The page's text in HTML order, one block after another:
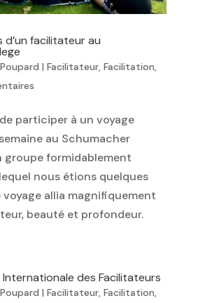
d’un facilitateur au
| Facilitateur, Facilitation
participer à un voyage
au Schumacher
groupe formidablement
nous étions quelques
allia magnifiquement
beauté et profondeur.
Internationale des Facilitateurs
| Facilitateur, Facilitation